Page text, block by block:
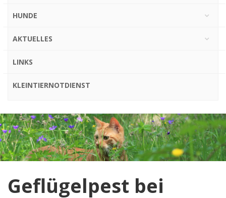
HUNDE
AKTUELLES
LINKS
KLEINTIERNOTDIENST
Geflügelpest bei